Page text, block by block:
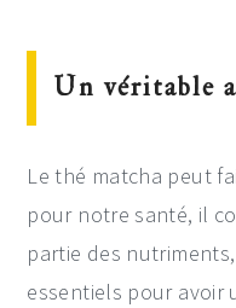
Un véritable
Le thé matcha peut
pour notre santé, il
partie des
essentiels pour avoir